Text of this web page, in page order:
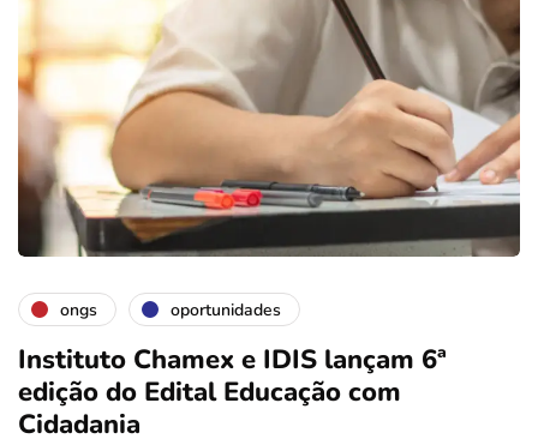
ongs oportunidades
Instituto Chamex e IDIS lançam 6ª
edição do Edital Educação com
Cidadania